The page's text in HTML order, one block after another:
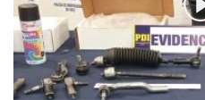
Tribunales
Deporte